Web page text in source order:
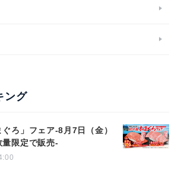
ング
ぐろ」フェア-8月7日（金）
量限定で販売-